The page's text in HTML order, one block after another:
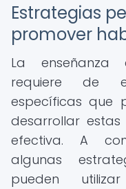
Estrategias
promover
La enseñanza
requiere de
específicas que
desarrollar
efectiva. A
algunas
pueden